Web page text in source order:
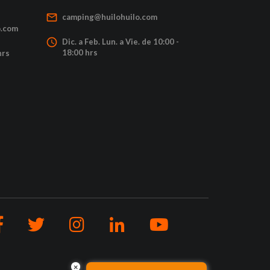
mail_outline camping@huilohuilo.com
access_time Dic. a Feb. Lun. a Vie. de 10:00 -
18:00 hrs
×